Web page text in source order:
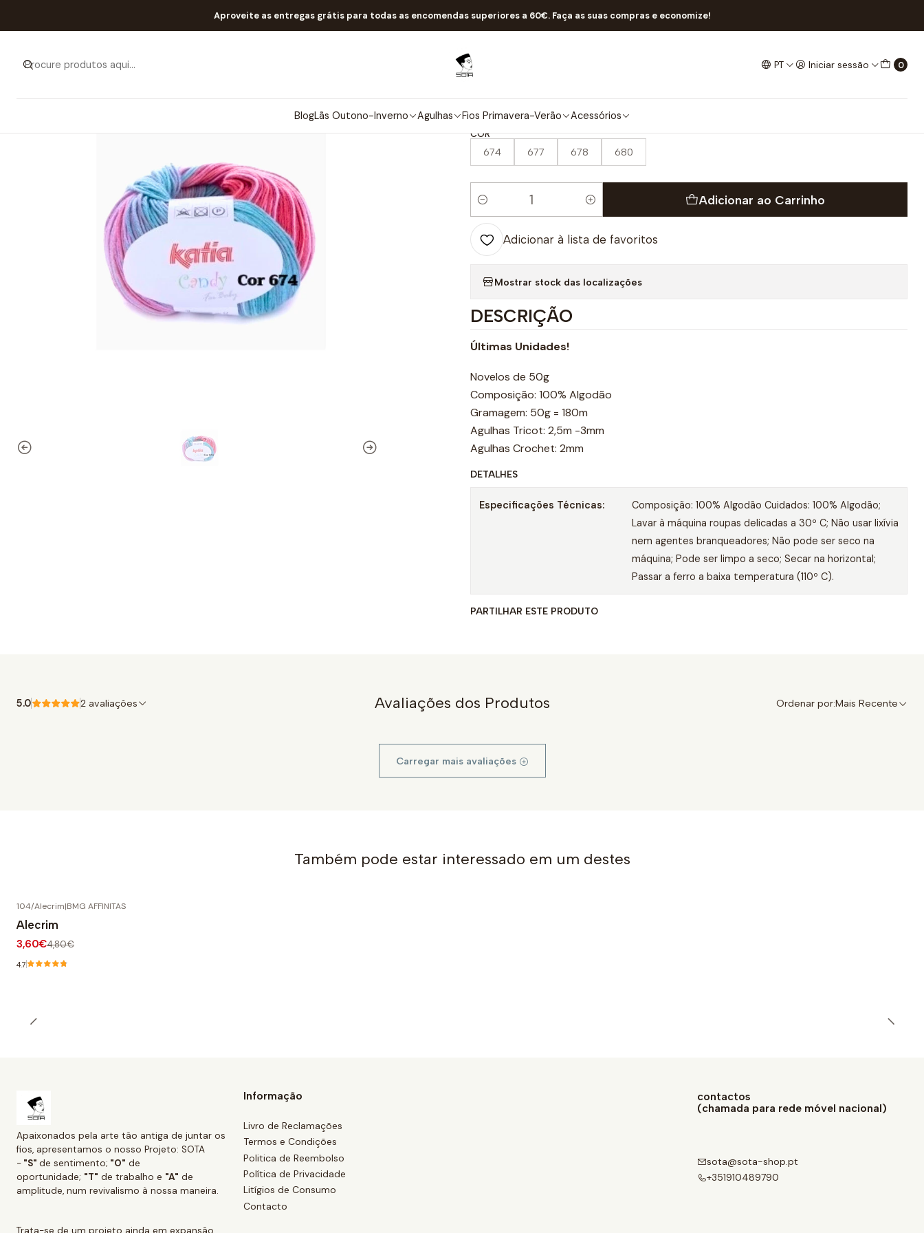
PT Iniciar sessão 0
BlogLãs Outono-Inverno Agulhas Fios Primavera-Verão Acessórios
Aproveite as entregas grátis para todas as encomendas superiores a 60€. Faça as suas compras e economize!
Início Fios Primavera-Verão Bebé-Criança Matizados Candy
|
Candy
5.0 2 avaliações
COR
674 677 678 680
Quantidade
Adicionar ao Carrinho
Adicionar à lista de favoritos
Mostrar stock das localizações
DESCRIÇÃO
Últimas Unidades!
Novelos de 50g
Composição: 100% Algodão
Gramagem: 50g = 180m
Agulhas Tricot: 2,5m -3mm
Agulhas Crochet: 2mm
DETALHES
Especificações Técnicas:
Composição: 100% Algodão Cuidados: 100% Algodão;
Lavar à máquina roupas delicadas a 30º C; Não usar lixívia
nem agentes branqueadores; Não pode ser seco na
máquina; Pode ser limpo a seco; Secar na horizontal;
Passar a ferro a baixa temperatura (110º C).
PARTILHAR ESTE PRODUTO
Avaliações dos Produtos
5.0 2 avaliações Ordenar por:Mais Recente
Carregar mais avaliações
Também pode estar interessado em um destes
104/Alecrim|BMG AFFINITAS
Alecrim
3,60€4,80€
4.7
Apaixonados pela arte tão antiga de juntar os
fios, apresentamos o nosso Projeto: SOTA
- "S" de sentimento; "O" de
oportunidade; "T" de trabalho e "A" de
amplitude, num revivalismo à nossa maneira.
Trata-se de um projeto ainda em expansão
Informação
Livro de Reclamações
Termos e Condições
Politica de Reembolso
Política de Privacidade
Litígios de Consumo
Contacto
contactos
(chamada para rede móvel nacional)
sota@sota-shop.pt
+351910489790